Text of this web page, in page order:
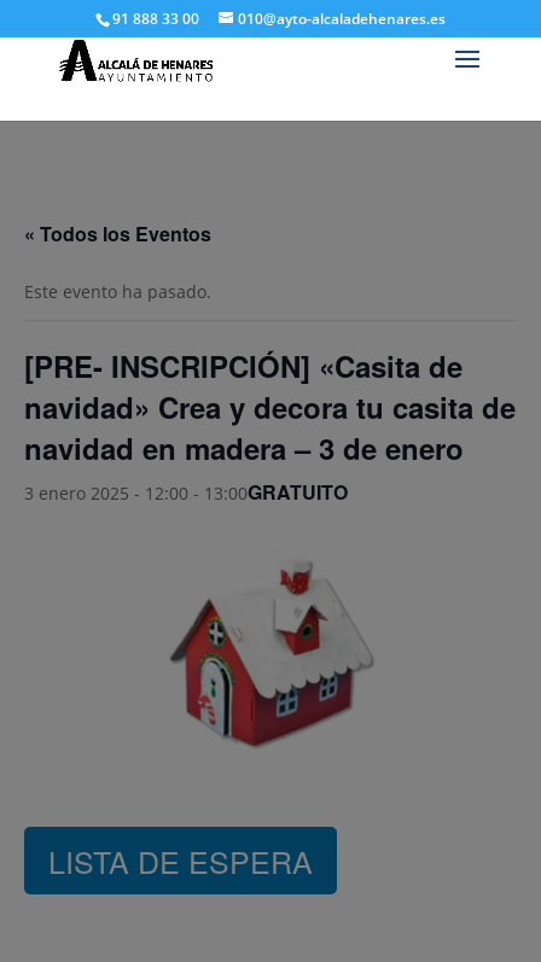
91 888 33 00 010@ayto-alcaladehenares.es
« Todos los Eventos
Este evento ha pasado.
[PRE- INSCRIPCIÓN] «Casita de
navidad» Crea y decora tu casita de
navidad en madera – 3 de enero
3 enero 2025 - 12:00 - 13:00GRATUITO
LISTA DE ESPERA